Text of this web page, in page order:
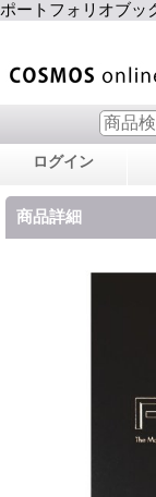
ポートフォリオブッ
ログイン
商品詳細